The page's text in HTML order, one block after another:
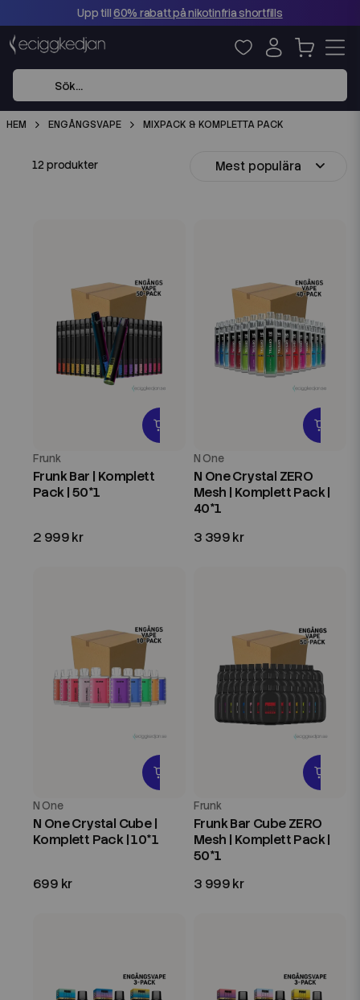
Upp till60% rabatt på nikotinfria shortfills
HEM ENGÅNGSVAPE MIXPACK & KOMPLETTA PACK
12 produkter Mest populära
Frunk
Frunk Bar | Komplett
Pack | 50*1
2 999 kr
N One
N One Crystal ZERO
Mesh | Komplett Pack |
40*1
3 399 kr
N One
N One Crystal Cube |
Komplett Pack | 10*1
699 kr
Frunk
Frunk Bar Cube ZERO
Mesh | Komplett Pack |
50*1
3 999 kr